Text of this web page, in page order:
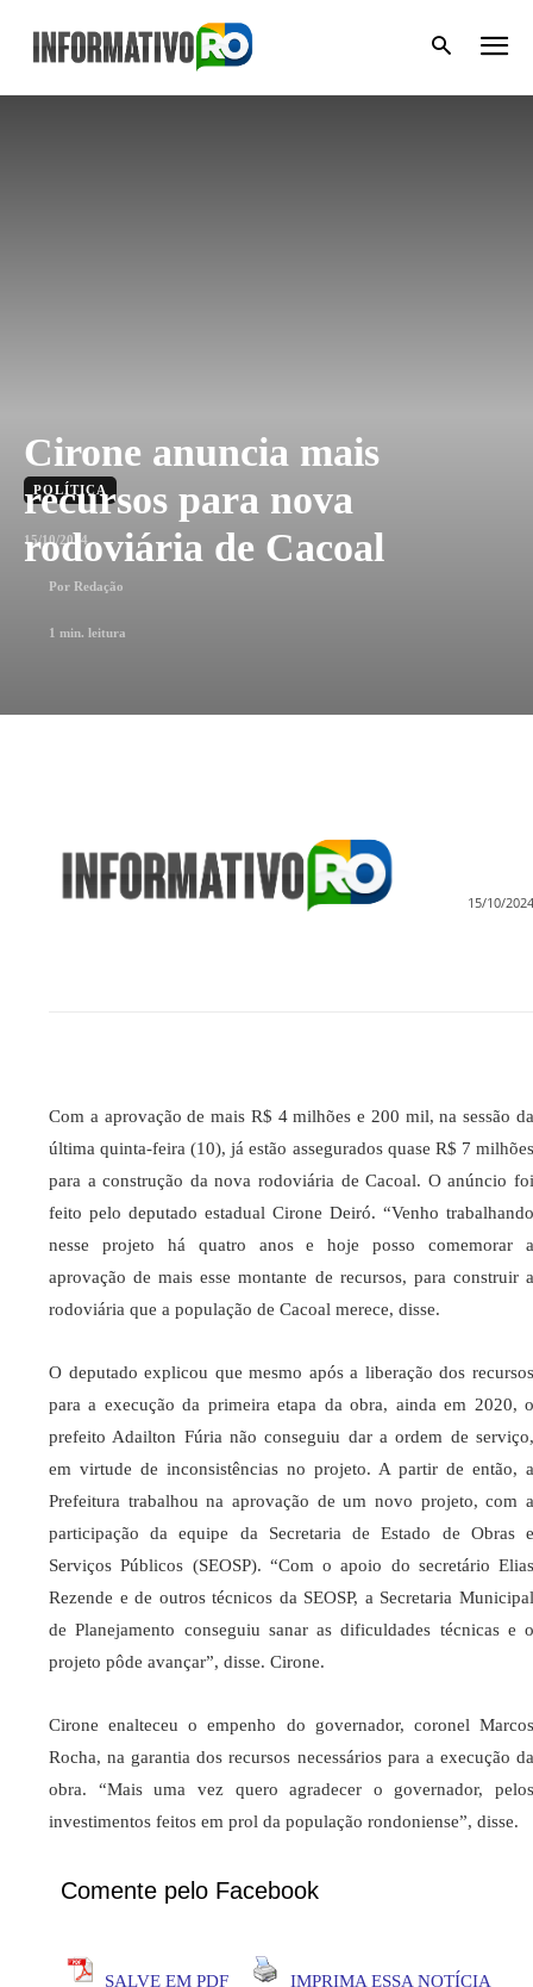
Cirone anuncia mais
recursos para nova
rodoviária de Cacoal
POLÍTICA
15/10/2024
Por Redação
1 min. leitura
15/10/2024
Com a aprovação de mais R$ 4 milhões e 200 mil, na sessão da
última quinta-feira (10), já estão assegurados quase R$ 7 milhões
para a construção da nova rodoviária de Cacoal. O anúncio foi
feito pelo deputado estadual Cirone Deiró. “Venho trabalhando
nesse projeto há quatro anos e hoje posso comemorar a
aprovação de mais esse montante de recursos, para construir a
rodoviária que a população de Cacoal merece, disse.
O deputado explicou que mesmo após a liberação dos recursos
para a execução da primeira etapa da obra, ainda em 2020, o
prefeito Adailton Fúria não conseguiu dar a ordem de serviço,
em virtude de inconsistências no projeto. A partir de então, a
Prefeitura trabalhou na aprovação de um novo projeto, com a
participação da equipe da Secretaria de Estado de Obras e
Serviços Públicos (SEOSP). “Com o apoio do secretário Elias
Rezende e de outros técnicos da SEOSP, a Secretaria Municipal
de Planejamento conseguiu sanar as dificuldades técnicas e o
projeto pôde avançar”, disse. Cirone.
Cirone enalteceu o empenho do governador, coronel Marcos
Rocha, na garantia dos recursos necessários para a execução da
obra. “Mais uma vez quero agradecer o governador, pelos
investimentos feitos em prol da população rondoniense”, disse.
Comente pelo Facebook
SALVE EM PDF IMPRIMA ESSA NOTÍCIA